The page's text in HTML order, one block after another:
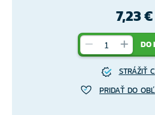
7,23 €
DO
STRÁŽIŤ
PRIDAŤ DO